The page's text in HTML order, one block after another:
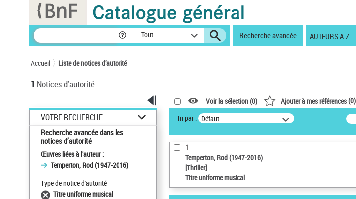
Tout Recherche avancée AUTEURS A-Z
Accueil Liste de notices d’autorité
1 Notices d'autorité
VOTRE RECHERCHE
Recherche avancée dans les
notices d’autorité
Œuvres liées à l'auteur :
Temperton, Rod (1947-2016)
Type de notice d'autorité
Titre uniforme musical
Voir la sélection (0) Ajouter à mes références(0)
Tri par : Défaut
1
Temperton, Rod (1947-2016)
[Thriller]
Titre uniforme musical
Panneau de gestion des cookies